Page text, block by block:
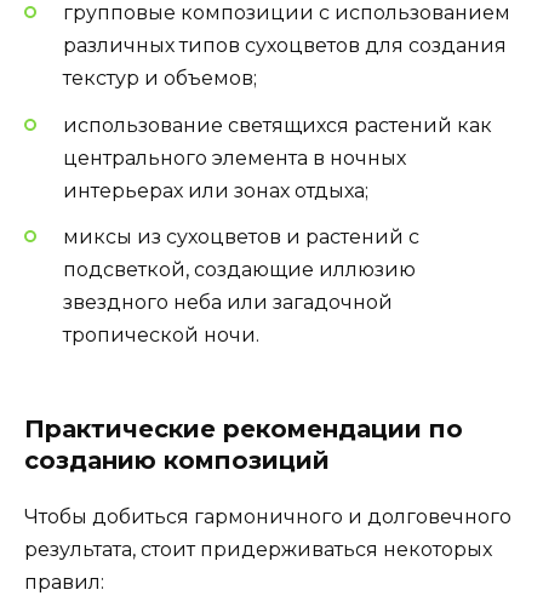
групповые композиции с использованием
различных типов сухоцветов для создания
текстур и объемов;
использование светящихся растений как
центрального элемента в ночных
интерьерах или зонах отдыха;
миксы из сухоцветов и растений с
подсветкой, создающие иллюзию
звездного неба или загадочной
тропической ночи.
Практические рекомендации по
созданию композиций
Чтобы добиться гармоничного и долговечного
результата, стоит придерживаться некоторых
правил: